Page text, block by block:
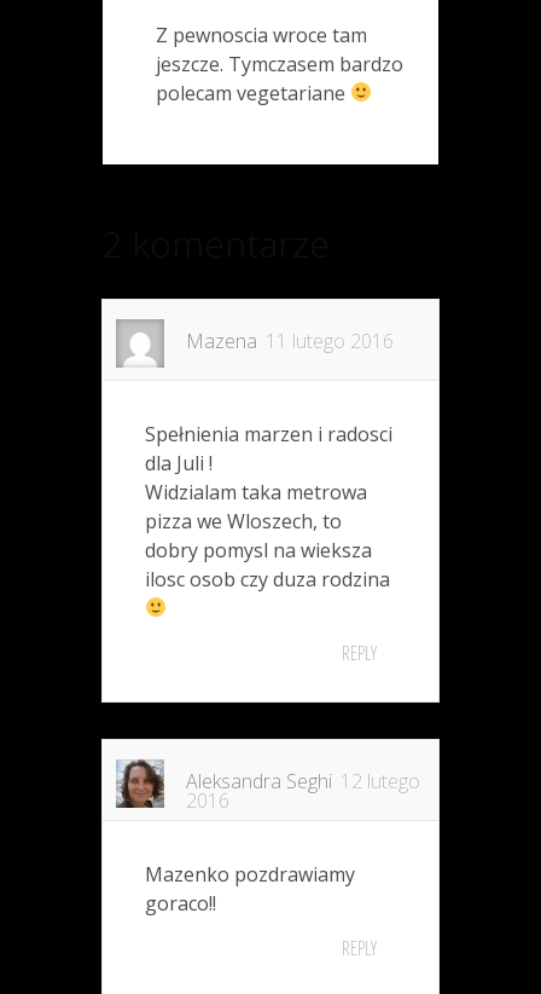
Z pewnoscia wroce tam
jeszcze. Tymczasem bardzo
polecam vegetariane
Mazena 11 lutego 2016
Spełnienia marzen i radosci
dla Juli !
Widzialam taka metrowa
pizza we Wloszech, to
dobry pomysl na wieksza
ilosc osob czy duza rodzina
REPLY
Aleksandra Seghi 12 lutego
2016
Mazenko pozdrawiamy
goraco!!
REPLY